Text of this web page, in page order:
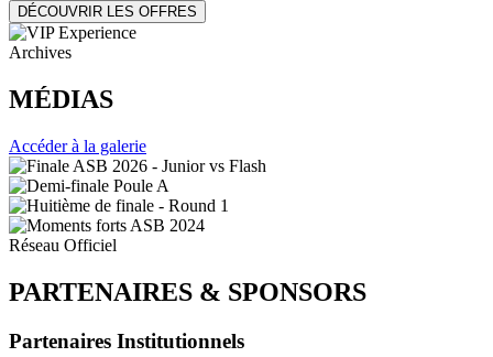
DÉCOUVRIR LES OFFRES
Archives
MÉDIAS
Accéder à la galerie
Réseau Officiel
PARTENAIRES & SPONSORS
Partenaires Institutionnels